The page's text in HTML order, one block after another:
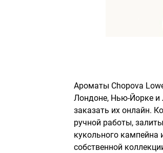
Ароматы Chopova
Лондоне, Нью-Йорке и
заказать их онлайн.
ручной работы,
кукольного кампейна
собственной